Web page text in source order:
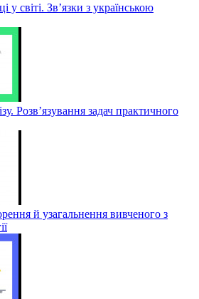
у світі. Зв’язки з українською
Розв’язування задач практичного
й узагальнення вивченого з